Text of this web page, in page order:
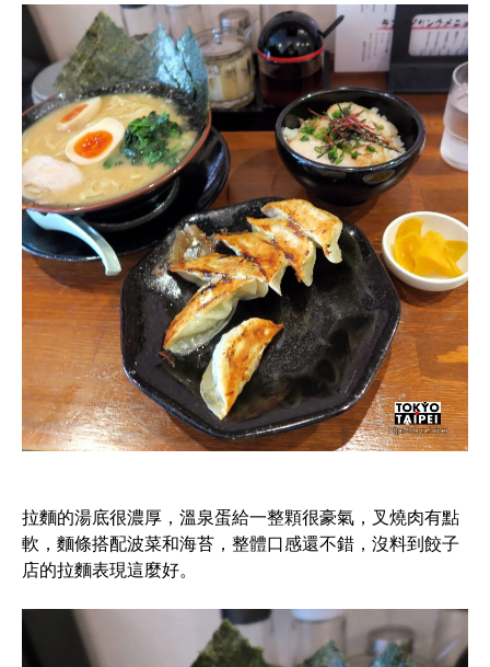
拉麵的湯底很濃厚，溫泉蛋給一整顆很豪氣，叉燒肉有點
軟，麵條搭配波菜和海苔，整體口感還不錯，沒料到餃子
店的拉麵表現這麼好。